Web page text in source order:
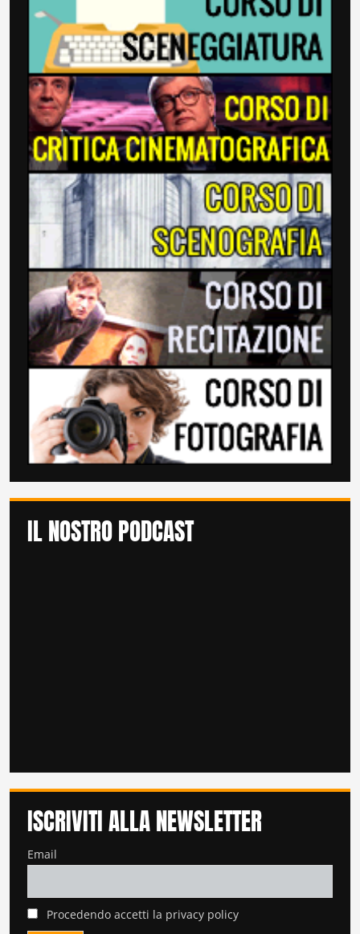
IL NOSTRO PODCAST
ISCRIVITI ALLA NEWSLETTER
Email
Procedendo accetti la privacy policy